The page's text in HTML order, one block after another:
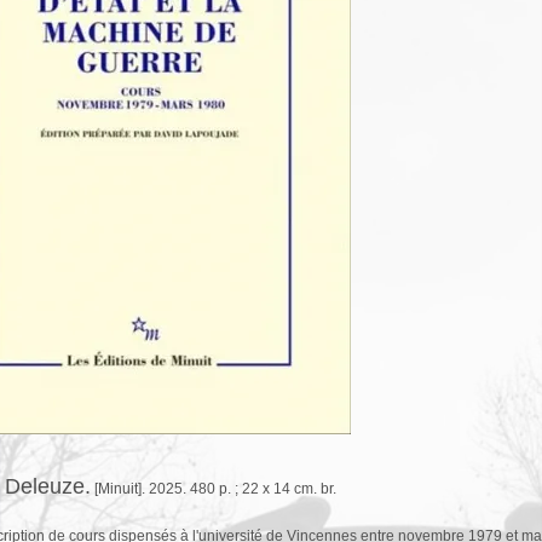
[Minuit]. 2025. 480 p. ; 22 x 14 cm. br.
de cours dispensés à l'université de Vincennes entre novembre 1979 et